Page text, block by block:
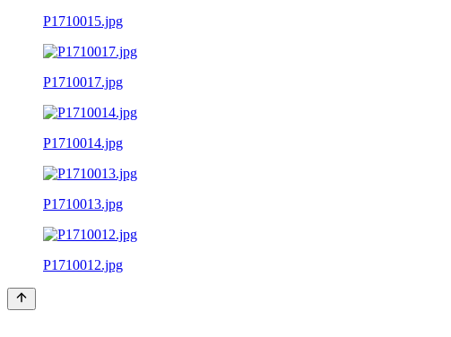
P1710015.jpg
P1710017.jpg
P1710014.jpg
P1710013.jpg
P1710012.jpg